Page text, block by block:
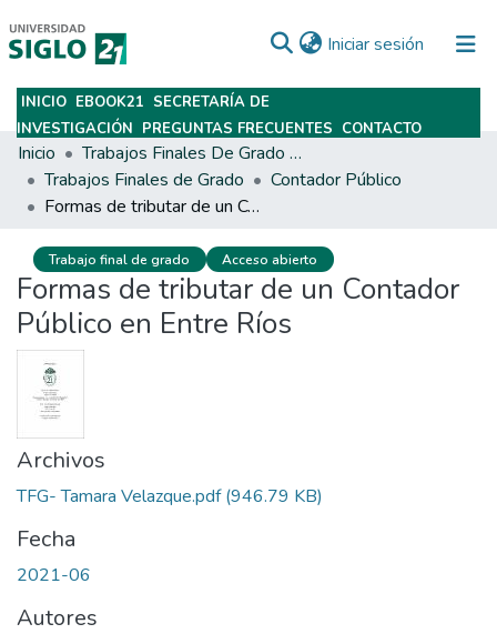
Iniciar sesión (current)
Subir
INICIO EBOOK21 SECRETARÍA DE
INVESTIGACIÓN PREGUNTAS FRECUENTES CONTACTO
Inicio
Trabajos Finales De Grado Y Posgrado
Trabajos Finales de Grado
Contador Público
Formas de tributar de un Contador Público en Entre Ríos
Trabajo final de grado Acceso abierto
Formas de tributar de un Contador
Público en Entre Ríos
Archivos
TFG- Tamara Velazque.pdf(946.79 KB)
Fecha
2021-06
Autores